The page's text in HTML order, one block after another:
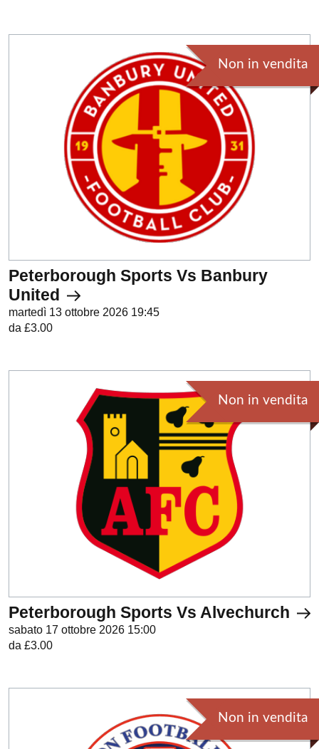
Non in vendita
Peterborough Sports Vs Banbury
United
martedì 13 ottobre 2026 19:45
da £3.00
Non in vendita
Peterborough Sports Vs Alvechurch
sabato 17 ottobre 2026 15:00
da £3.00
Non in vendita